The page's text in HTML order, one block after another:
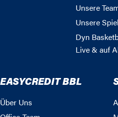
Unsere
Unsere
Dyn
Live & auf
EASYCREDIT BBL
Über Uns